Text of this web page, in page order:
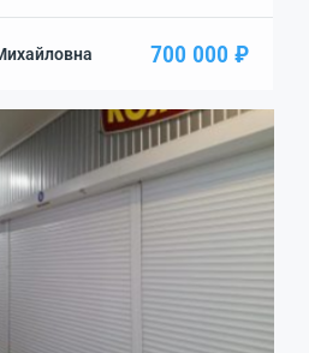
— счетчик.- Коридор
подойдет под хранение
купить соседнее
никто не пользовался.Вход в
[…]
700 000 ₽